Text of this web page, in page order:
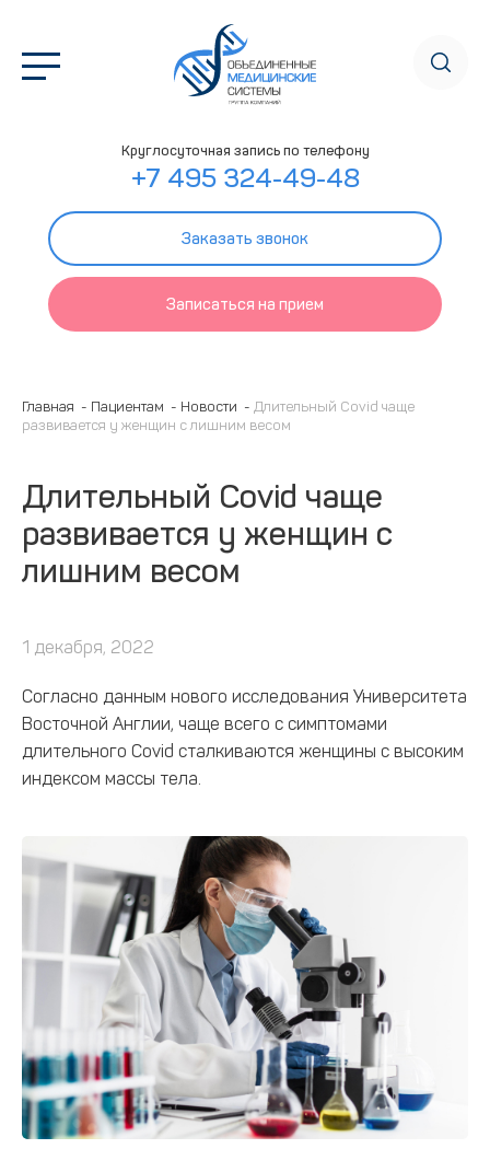
Заказать звонок
Записаться на прием
Круглосуточная запись по телефону
+7 495 324-49-48
Главная Пациентам Новости
Длительный Covid чаще
развивается у женщин с лишним весом
Длительный Covid чаще
развивается у женщин с
лишним весом
1 декабря, 2022
Согласно данным нового исследования Университета
Восточной Англии, чаще всего с симптомами
длительного Covid сталкиваются женщины с высоким
индексом массы тела.